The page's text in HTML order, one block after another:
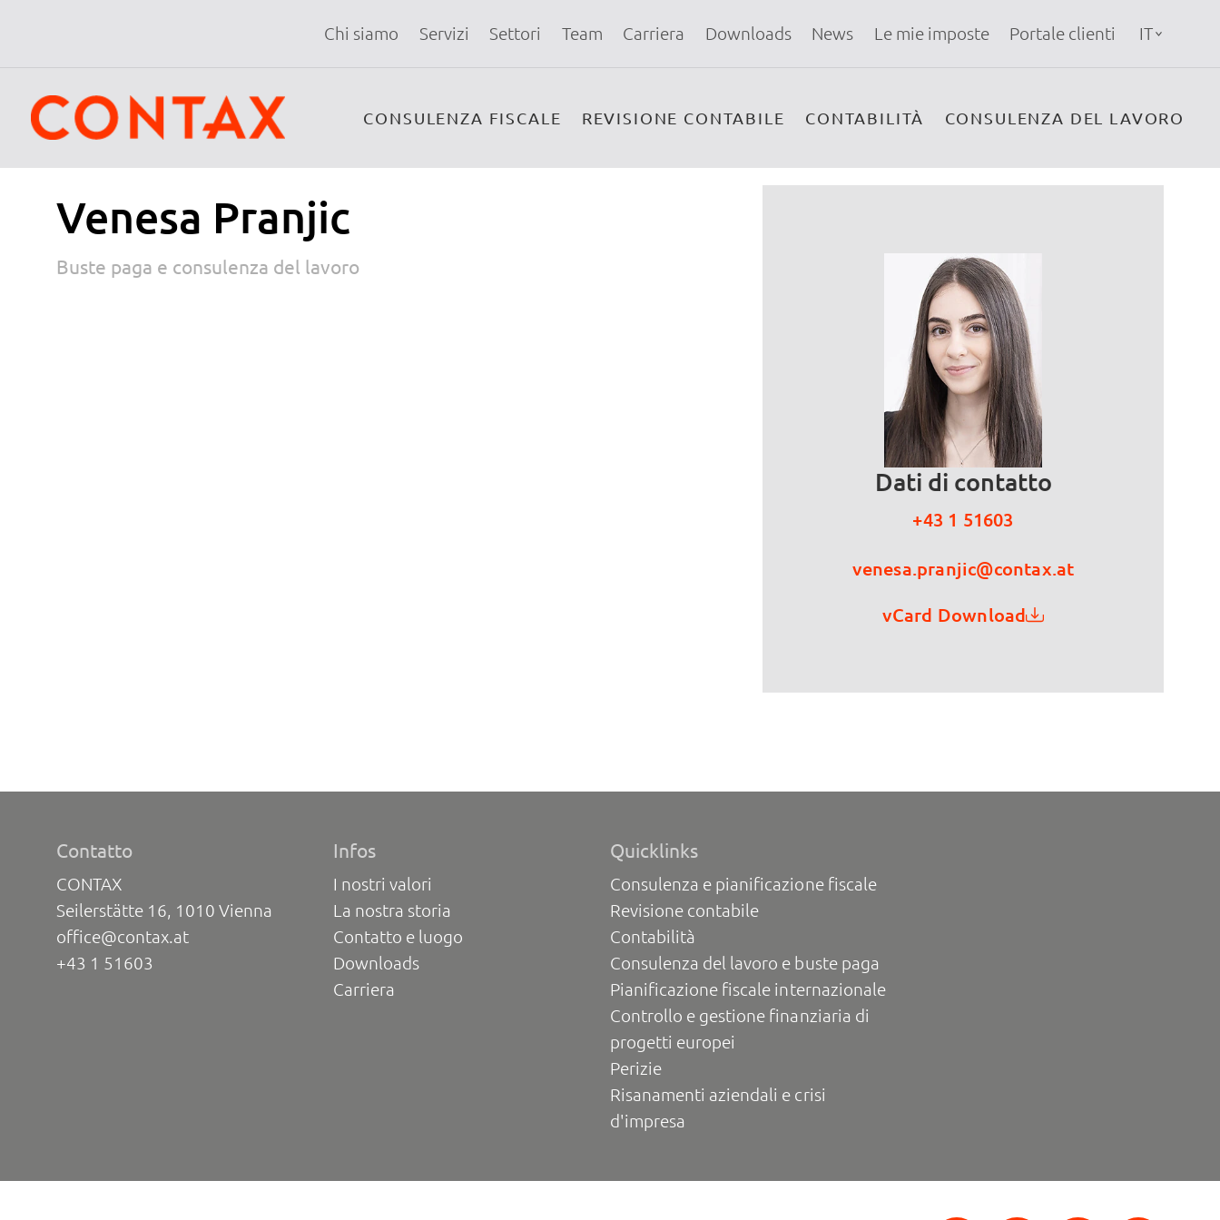
Chi siamo Servizi Settori Team Carriera Downloads News Le mie imposte Portale clienti IT
CONSULENZA FISCALE REVISIONE CONTABILE CONTABILITÀ CONSULENZA DEL LAVORO
Venesa Pranjic
Buste paga e consulenza del lavoro
Dati di contatto
+43 1 51603
venesa.pranjic@contax.at
vCard Download
Contatto
CONTAX
Seilerstätte 16, 1010 Vienna
office@contax.at
+43 1 51603
Infos
I nostri valori
La nostra storia
Contatto e luogo
Downloads
Carriera
Quicklinks
Consulenza e pianificazione fiscale
Revisione contabile
Contabilità
Consulenza del lavoro e buste paga
Pianificazione fiscale internazionale
Controllo e gestione finanziaria di
progetti europei
Perizie
Risanamenti aziendali e crisi
d'impresa